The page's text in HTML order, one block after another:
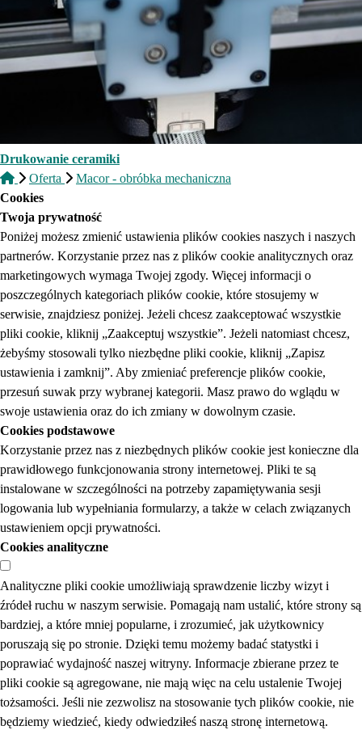
Drukowanie ceramiki
Oferta
Macor - obróbka mechaniczna
Cookies
Twoja prywatność
Poniżej możesz zmienić ustawienia plików cookies naszych i naszych
partnerów. Korzystanie przez nas z plików cookie analitycznych oraz
marketingowych wymaga Twojej zgody. Więcej informacji o
poszczególnych kategoriach plików cookie, które stosujemy w
serwisie, znajdziesz poniżej. Jeżeli chcesz zaakceptować wszystkie
pliki cookie, kliknij „Zaakceptuj wszystkie”. Jeżeli natomiast chcesz,
żebyśmy stosowali tylko niezbędne pliki cookie, kliknij „Zapisz
ustawienia i zamknij”. Aby zmieniać preferencje plików cookie,
przesuń suwak przy wybranej kategorii. Masz prawo do wglądu w
swoje ustawienia oraz do ich zmiany w dowolnym czasie.
Cookies podstawowe
Korzystanie przez nas z niezbędnych plików cookie jest konieczne dla
prawidłowego funkcjonowania strony internetowej. Pliki te są
instalowane w szczególności na potrzeby zapamiętywania sesji
logowania lub wypełniania formularzy, a także w celach związanych
ustawieniem opcji prywatności.
Cookies analityczne
Analityczne pliki cookie umożliwiają sprawdzenie liczby wizyt i
źródeł ruchu w naszym serwisie. Pomagają nam ustalić, które strony są
bardziej, a które mniej popularne, i zrozumieć, jak użytkownicy
poruszają się po stronie. Dzięki temu możemy badać statystki i
poprawiać wydajność naszej witryny. Informacje zbierane przez te
pliki cookie są agregowane, nie mają więc na celu ustalenie Twojej
tożsamości. Jeśli nie zezwolisz na stosowanie tych plików cookie, nie
będziemy wiedzieć, kiedy odwiedziłeś naszą stronę internetową.